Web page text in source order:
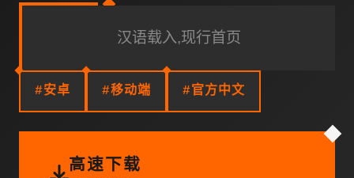
汉语载入,现行首页
#安卓 #移动端 #官方中文
高速下载